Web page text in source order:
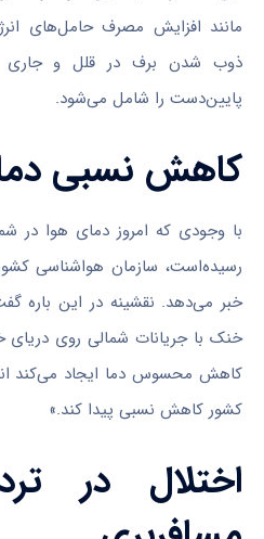
مانند افزایش مصرف حامل‌های
ذوب شدن برف در قلل و جاری
پایین‌دست را شامل می‌شود.
کاهش نسبی دما
رسیده‌است، سازمان هواشناسی
خبر می‌دهد. نقشینه در این باره
خنک با جریانات شمالی روی دریای
کاهش محسوس دما ایجاد می‌کند
کشور کاهش نسبی پیدا کند.»
اختلال در